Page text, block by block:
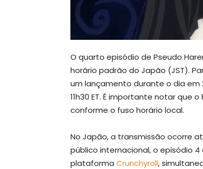
O quarto episódio de Pseudo
horário padrão do Japão (JST).
um lançamento durante o dia em
11h30 ET. É importante notar
conforme o fuso horário local.
No Japão, a transmissão ocorre
público internacional, o episódio
plataforma Crunchyroll,